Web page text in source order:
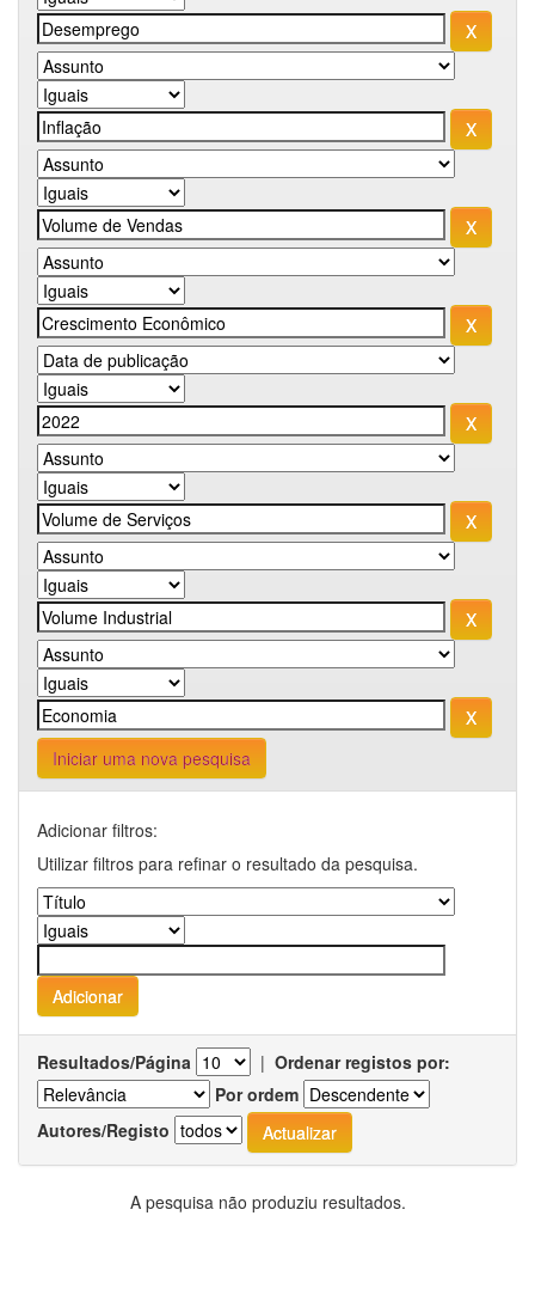
Iniciar uma nova pesquisa
Adicionar filtros:
Utilizar filtros para refinar o resultado da pesquisa.
Resultados/Página | Ordenar registos por:
Por ordem
Autores/Registo
A pesquisa não produziu resultados.